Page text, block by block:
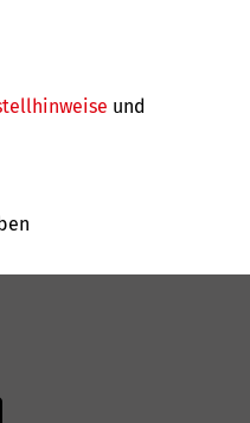
und